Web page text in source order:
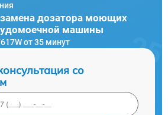
дозатора моющих
машины
от 35 минут
со